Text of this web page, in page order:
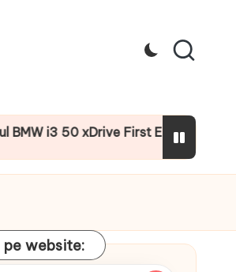
First Edition cu numeroase
pe website: